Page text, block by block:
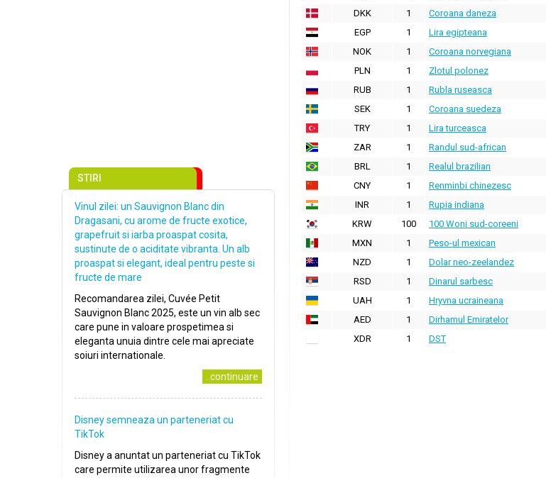
DKK
1 Coroana daneza
EGP
1 Lira egipteana
NOK
1 Coroana norvegiana
PLN
1 Zlotul polonez
RUB
1 Rubla ruseasca
SEK
1 Coroana suedeza
TRY
1 Lira turceasca
ZAR
1 Randul sud-african
BRL
1 Realul brazilian
CNY
1 Renminbi chinezesc
INR
1 Rupia indiana
KRW
100 100 Woni sud-coreeni
MXN
1 Peso-ul mexican
NZD
1 Dolar neo-zeelandez
RSD
1 Dinarul sarbesc
UAH
1 Hryvna ucraineana
AED
1 Dirhamul Emiratelor
XDR
1 DST
STIRI
Vinul zilei: un Sauvignon Blanc din
Dragasani, cu arome de fructe exotice,
grapefruit si iarba proaspat cosita,
sustinute de o aciditate vibranta. Un alb
proaspat si elegant, ideal pentru peste si
fructe de mare
Recomandarea zilei, Cuvée Petit
Sauvignon Blanc 2025, este un vin alb sec
care pune in valoare prospetimea si
eleganta unuia dintre cele mai apreciate
soiuri internationale.
..continuare
Disney semneaza un parteneriat cu
TikTok
Disney a anuntat un parteneriat cu TikTok
care permite utilizarea unor fragmente